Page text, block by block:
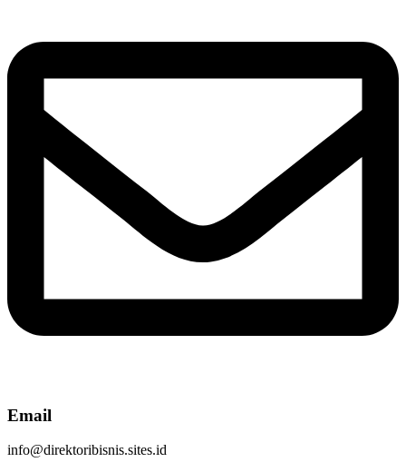
Email
info@direktoribisnis.sites.id